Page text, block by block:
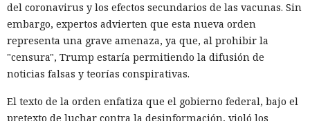
del coronavirus y los efectos secundarios de las vacunas. Sin
embargo, expertos advierten que esta nueva orden
representa una grave amenaza, ya que, al prohibir la
"censura", Trump estaría permitiendo la difusión de
noticias falsas y teorías conspirativas.
El texto de la orden enfatiza que el gobierno federal, bajo el
pretexto de luchar contra la desinformación, violó los